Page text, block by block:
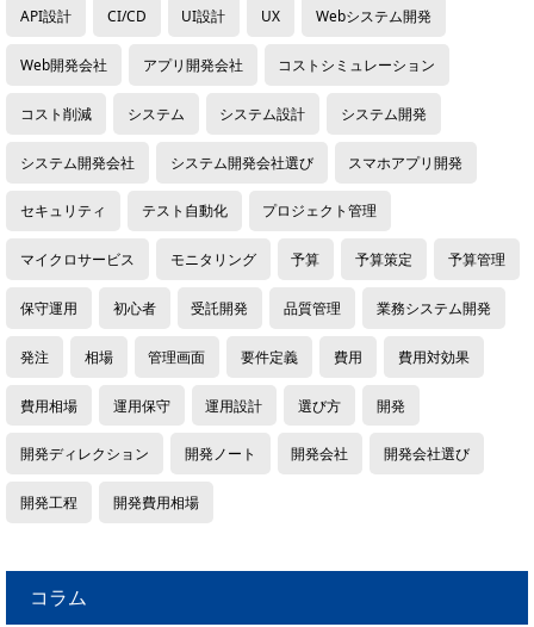
API設計 CI/CD UI設計 UX Webシステム開発
Web開発会社 アプリ開発会社 コストシミュレーション
コスト削減 システム システム設計 システム開発
システム開発会社 システム開発会社選び スマホアプリ開発
セキュリティ テスト自動化 プロジェクト管理
マイクロサービス モニタリング 予算 予算策定 予算管理
保守運用 初心者 受託開発 品質管理 業務システム開発
発注 相場 管理画面 要件定義 費用 費用対効果
費用相場 運用保守 運用設計 選び方 開発
開発ディレクション 開発ノート 開発会社 開発会社選び
開発工程 開発費用相場
コラム